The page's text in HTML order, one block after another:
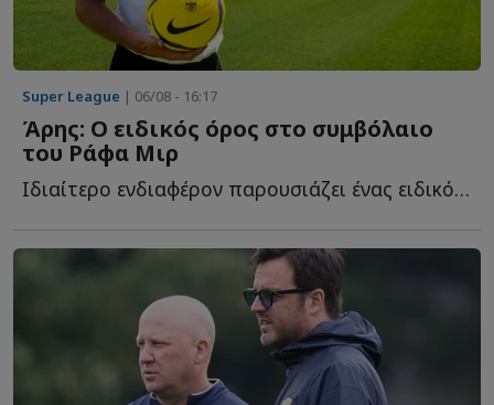
Super League | 06/08 - 16:17
Άρης: Ο ειδικός όρος στο συμβόλαιο
του Ράφα Μιρ
Ιδιαίτερο ενδιαφέρον παρουσιάζει ένας ειδικός όρος π...